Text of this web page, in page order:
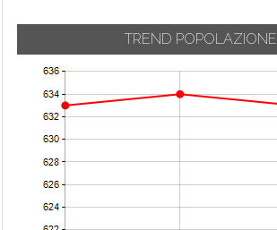
TREND POPOLAZIONE